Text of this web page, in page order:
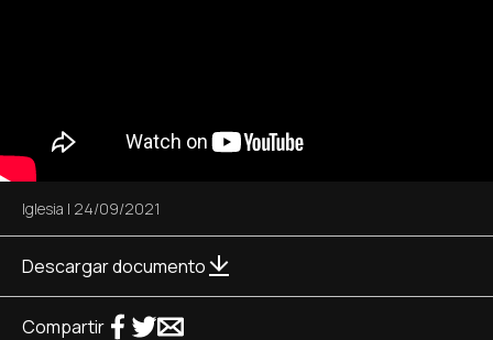
Iglesia | 24/09/2021
Descargar documento
Compartir